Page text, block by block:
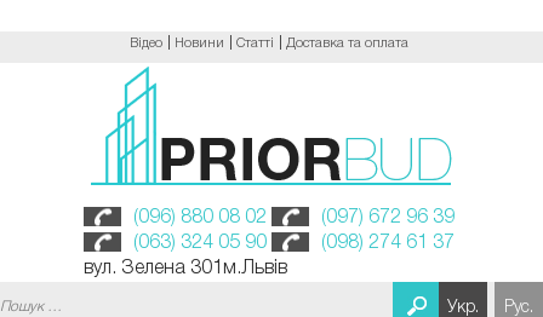
Відео Новини Статті Доставка та оплата
(096) 880 08 02
(097) 672 96 39
(063) 324 05 90
(098) 274 61 37
вул. Зелена 301м.Львів
Укр. Рус.